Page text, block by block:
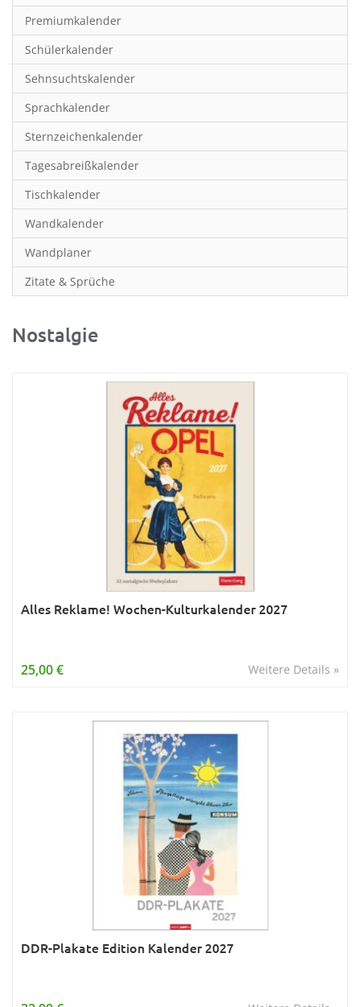
Inspiration & Entspannung
Inspiration & Spiritualität
Kinderkalender
Kunst
Länder & Städte
Landschaft & Natur
Lifestyle
Literatur
Manga & Animé
Neutrale Kalender
Partner- & Wandplaner
Planung & Organisation
Was ist was; Städte
Young Adult
Premiumkalender
Schülerkalender
Sehnsuchtskalender
Sprachkalender
Sternzeichenkalender
Tagesabreißkalender
Tischkalender
Wandkalender
Wandplaner
Zitate & Sprüche
Nostalgie
Alles Reklame! Wochen-Kulturkalender 2027
Weitere Details »
25,00 €
DDR-Plakate Edition Kalender 2027